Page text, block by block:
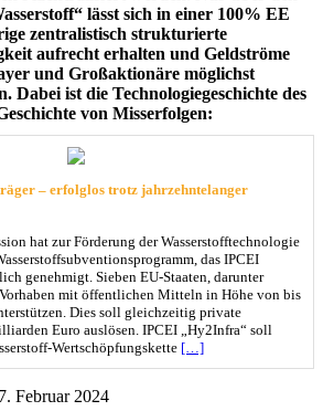
lässt sich in einer 100% EE
zentralistisch strukturierte
aufrecht erhalten und Geldströme
und Großaktionäre möglichst
Dabei ist die Technologiegeschichte des
von Misserfolgen:
– erfolglos trotz jahrzehntelanger
hat zur Förderung der Wasserstofftechnologie
das IPCEI
genehmigt. Sieben EU-Staaten, darunter
mit öffentlichen Mitteln in Höhe von bis
Dies soll gleichzeitig private
Euro auslösen. IPCEI „Hy2Infra“ soll
Wertschöpfungskette […]
Februar 2024